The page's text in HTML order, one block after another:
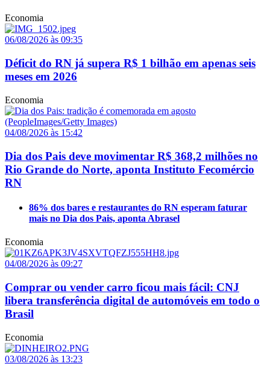
Economia
06/08/2026 às 09:35
Déficit do RN já supera R$ 1 bilhão em apenas seis
meses em 2026
Economia
04/08/2026 às 15:42
Dia dos Pais deve movimentar R$ 368,2 milhões no
Rio Grande do Norte, aponta Instituto Fecomércio
RN
86% dos bares e restaurantes do RN esperam faturar
mais no Dia dos Pais, aponta Abrasel
Economia
04/08/2026 às 09:27
Comprar ou vender carro ficou mais fácil: CNJ
libera transferência digital de automóveis em todo o
Brasil
Economia
03/08/2026 às 13:23